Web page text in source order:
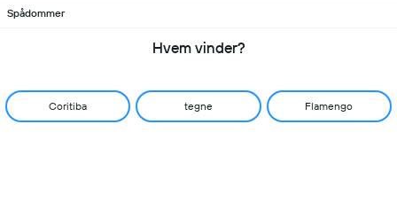
Spådommer
Hvem vinder?
Coritiba tegne Flamengo